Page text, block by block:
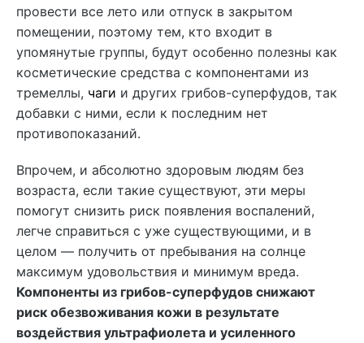
провести все лето или отпуск в закрытом
помещении, поэтому тем, кто входит в
упомянутые группы, будут особенно полезны как
косметические средства с компонентами из
тремеллы, чаги и других грибов-суперфудов, так
добавки с ними, если к последним нет
противопоказаний.
Впрочем, и абсолютно здоровым людям без
возраста, если такие существуют, эти меры
помогут снизить риск появления воспалений,
легче справиться с уже существующими, и в
целом — получить от пребывания на солнце
максимум удовольствия и минимум вреда.
Компоненты из грибов-суперфудов снижают
риск обезвоживания кожи в результате
воздействия ультрафиолета и усиленного